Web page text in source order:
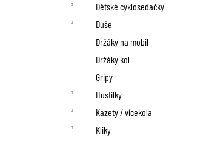
Dětské cyklosedačky
Duše
Držáky na mobil
Držáky kol
Gripy
Hustilky
Kazety / vícekola
Kliky